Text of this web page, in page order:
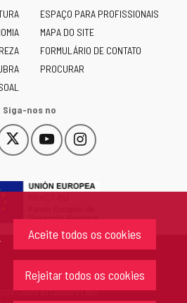
Aceite todos os cookies
Rejeitar todos os cookies
ESPAÇO PARA PROFISSIONAIS
MAPA DO SITE
FORMULÁRIO DE CONTATO
PROCURAR
Siga-nos no
Este
enlace
abrirá
ventana
YouTube
Este
enlace
abrirá
ventana
Instagram
Este
enlace
abrirá
ventana
- Junta de Castela e Leão